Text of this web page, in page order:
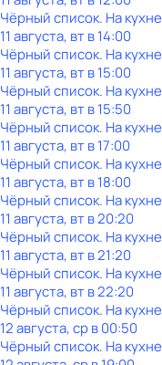
Чёрный список. На кухне
11 августа, вт в 14:00
Чёрный список. На кухне
11 августа, вт в 15:00
Чёрный список. На кухне
11 августа, вт в 15:50
Чёрный список. На кухне
11 августа, вт в 17:00
Чёрный список. На кухне
11 августа, вт в 18:00
Чёрный список. На кухне
11 августа, вт в 20:20
Чёрный список. На кухне
11 августа, вт в 21:20
Чёрный список. На кухне
11 августа, вт в 22:20
Чёрный список. На кухне
12 августа, ср в 00:50
Чёрный список. На кухне